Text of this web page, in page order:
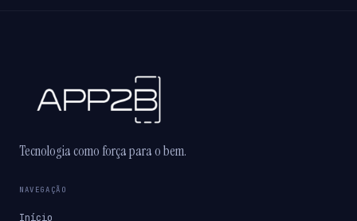
Tecnologia como força para o bem.
NAVEGAÇÃO
Início